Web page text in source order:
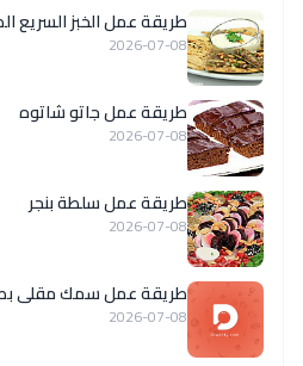
طريقة عمل الخبز السريع
2026-07-08
طريقة عمل جاتو شاتوه
2026-07-08
طريقة عمل سلطة بنجر
2026-07-08
طريقة عمل سمك مقلى
2026-07-08